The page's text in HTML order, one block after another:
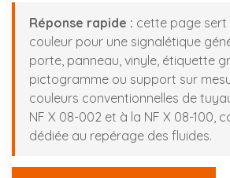
Réponse rapide : cette page sert
couleur pour une signalétique
porte, panneau, vinyle, étiquette
pictogramme ou support sur
couleurs conventionnelles de
NF X 08-002 et à la NF X 08-100,
dédiée au repérage des fluides.